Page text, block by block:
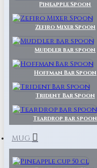
Pineapple Spoon
Zefiro Mixer Spoon
Muddler bar spoon
Hoffman Bar Spoon
Trident Bar Spoon
Teardrop bar spoon
MUG